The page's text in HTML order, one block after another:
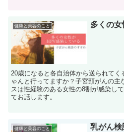
健康と美容のこと 多くの
20歳になると各自治体から送られて
ゃんと行ってますか？子宮頸がんの
スは性経験のある女性の8割が感染し
てお話します。
健康と美容のこと
乳がん